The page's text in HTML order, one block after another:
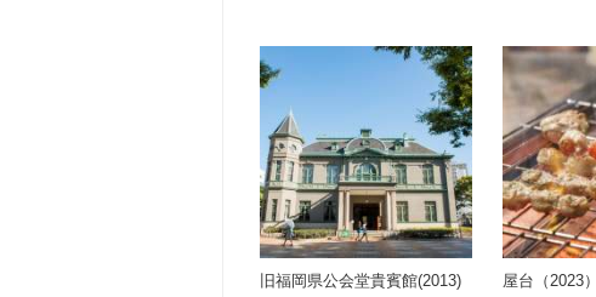
旧福岡県公会堂貴賓館(2013)
屋台（2023）